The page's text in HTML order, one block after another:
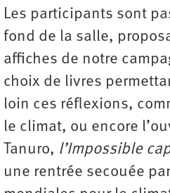
Les participants sont
fond de la salle,
affiches de notre
choix de livres
loin ces réflexions,
le climat, ou encore
Tanuro, l’Impossible
une rentrée secouée